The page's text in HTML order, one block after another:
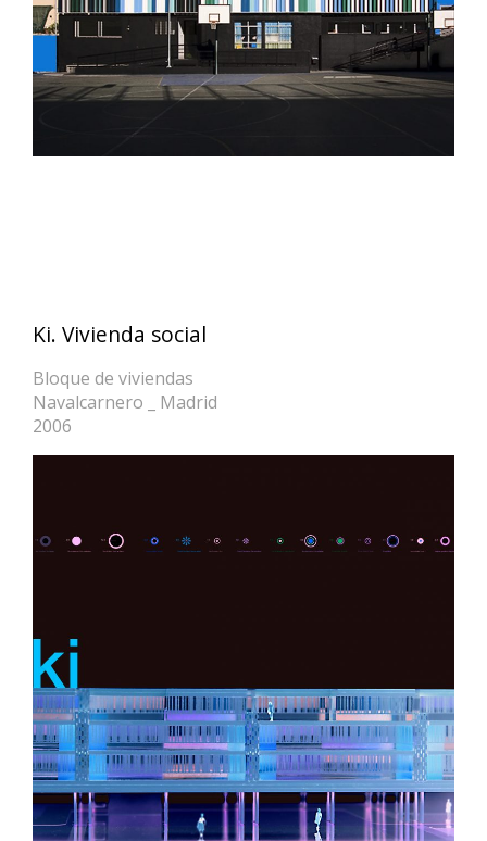
Ki. Vivienda social
Bloque de viviendas
Navalcarnero _ Madrid
2006